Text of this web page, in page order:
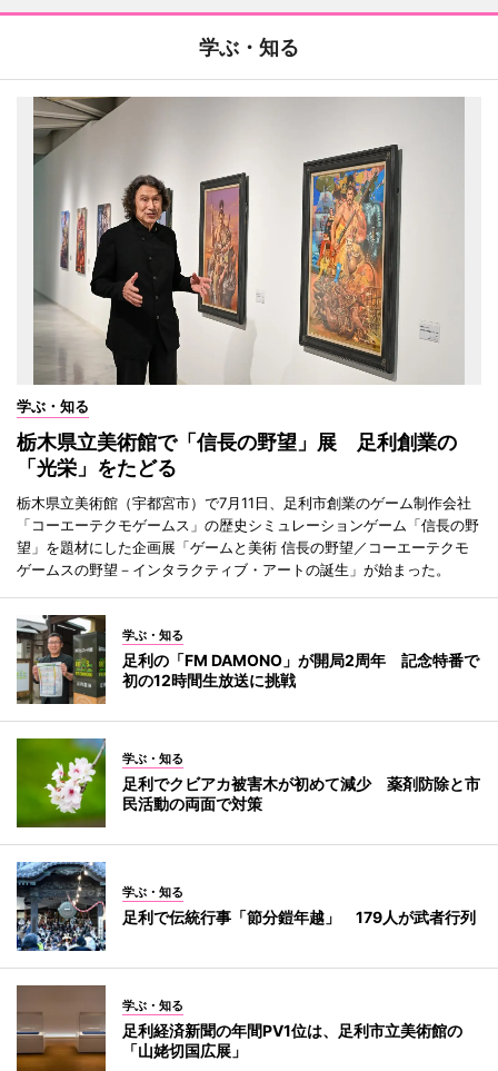
学ぶ・知る
学ぶ・知る
栃木県立美術館で「信長の野望」展 足利創業の
「光栄」をたどる
栃木県立美術館（宇都宮市）で7月11日、足利市創業のゲーム制作会社
「コーエーテクモゲームス」の歴史シミュレーションゲーム「信長の野
望」を題材にした企画展「ゲームと美術 信長の野望／コーエーテクモ
ゲームスの野望－インタラクティブ・アートの誕生」が始まった。
学ぶ・知る
足利の「FM DAMONO」が開局2周年 記念特番で
初の12時間生放送に挑戦
学ぶ・知る
足利でクビアカ被害木が初めて減少 薬剤防除と市
民活動の両面で対策
学ぶ・知る
足利で伝統行事「節分鎧年越」 179人が武者行列
学ぶ・知る
足利経済新聞の年間PV1位は、足利市立美術館の
「山姥切国広展」